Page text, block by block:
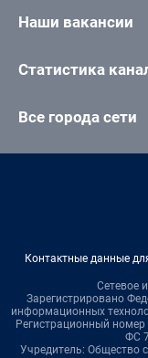
Наши вакансии
Статистика
Все города сети
Контактные данные
Сетевое
Зарегистрировано
информационных
Регистрационный
ФС
Учредитель: Общество